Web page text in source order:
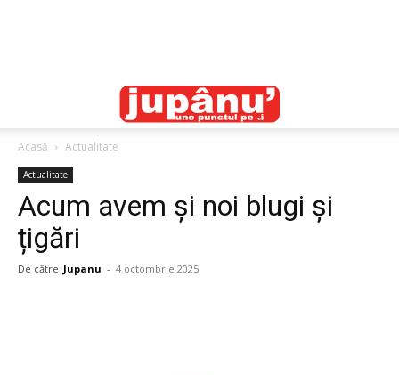
Acasă Actualitate
Actualitate
Acum avem și noi blugi și
țigări
De către Jupanu - 4 octombrie 2025